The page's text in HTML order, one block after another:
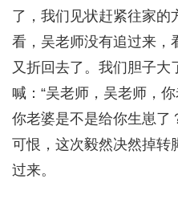
了，我们见状赶紧往家的
看，吴老师没有追过来，
又折回去了。我们胆子大
喊：“吴老师，吴老师，
你老婆是不是给你生崽了
可恨，这次毅然决然掉转
过来。